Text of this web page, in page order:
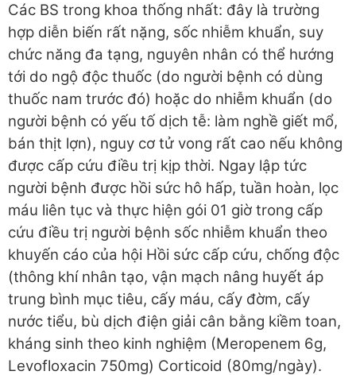
Các BS trong khoa thống nhất: đây là trường
hợp diễn biến rất nặng, sốc nhiễm khuẩn, suy
chức năng đa tạng, nguyên nhân có thể hướng
tới do ngộ độc thuốc (do người bệnh có dùng
thuốc nam trước đó) hoặc do nhiễm khuẩn (do
người bệnh có yếu tố dịch tễ: làm nghề giết mổ,
bán thịt lợn), nguy cơ tử vong rất cao nếu không
được cấp cứu điều trị kịp thời. Ngay lập tức
người bệnh được hồi sức hô hấp, tuần hoàn, lọc
máu liên tục và thực hiện gói 01 giờ trong cấp
cứu điều trị người bệnh sốc nhiễm khuẩn theo
khuyến cáo của hội Hồi sức cấp cứu, chống độc
(thông khí nhân tạo, vận mạch nâng huyết áp
trung bình mục tiêu, cấy máu, cấy đờm, cấy
nước tiểu, bù dịch điện giải cân bằng kiềm toan,
kháng sinh theo kinh nghiệm (Meropenem 6g,
Levofloxacin 750mg) Corticoid (80mg/ngày).